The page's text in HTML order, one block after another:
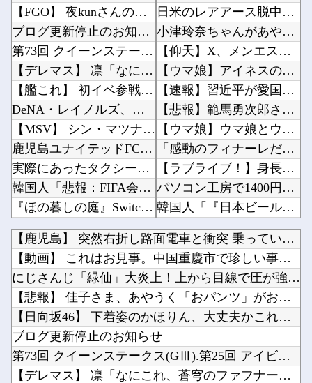
【FGO】 夜kunさんのモルガンイラスト！！ 蝶の羽好きです！
ブログ更新停止のお知らせ
第73回 クイーンステークス(GⅢ).第25回 アイビスサマーダッシュ(GⅢ)
【デレマス】 凛「なにこれ、蒼穹のファフナー？」モバP「資料だから見といてくれ」
【艦これ】 初イベ参戦だけど、完走できそうでち
DeNA・レイノルズ、球審：福家のボール判定にフリーズ…カメラ、ズームアップ
【MSV】 シン・マツナガスレ、これで24歳は無理あるだろ…
鹿児島ユナイテッドFCがFWフアンマ・デルガドの加入を正式発表 「皆さんに最高の喜びを届け...
実際にあったタクシー運転手の不可解すぎる体験談
韓国人「悲報：FIFA会長にさえ2002年W杯で韓国が審判を買収していたと思われていた模様...
『ほの暮しの庭』Switch2版 21,965本、Switch版 12,458本
【画像】 劇場版『メイドインアビス 』、陥没乳首のエ□キャラ「テパステ」が登場するPVが公...
生理の予定が８月６日なんだけど７月２９日にドバッと鮮血でたから生理かな？って思ったのよね
寺田心さん(18)、筋トレした結果無事かわいくなる（※画像あり）
Powered by livedoor 相互RSS
日米のレアアース脱中国依存、量とコストで行き詰まり…台湾メディア！他
小津玲奈ちゃんがあやてぃーとの思い出を語る！！！【乃木坂46】他
【仰天】X、メンエス嬢とラウンジ嬢が熾烈な女の争いを繰り広げ対戦型になってしまうw w w...
【ウマ娘】アイネスのこのモーションいつの間にか修正されてたのか他
【速報】習近平が愛国心を煽った結果、日本兵を撃退する「抗日テーマパーク」が各地で人気 10...
【悲報】範馬勇次郎さん、挑んできたモブキャラをとんでもない目に合わせてしまう他
【ウマ娘】ウマ娘とウマドッグの大きさのイメージ他
「感動のフィナーレだ」と某野党が達成した偉業に称賛の声が殺到、なんかヒーロー番組の最終回を...
【ラブライブ！】身長57m体重550tのぼく、セガラッキーくじのA賞が着れず咽び泣く他
パソコン工房で1400円ぶんくらいのポイントが余っててまもなく失効しそうなんだが他
韓国人「『日本ビールは絶対に飲まない！』と大騒ぎしていた時代が完全に終わってしまった理由が...
【悲報】親「うちの子にはゲームは買い与えません。本だけで十分」→結果ｗｗｗ他
【ニュース】 広島記念公園を追い出された左翼さん、流石にキモすぎて炎上他
【Horizon】MODEROID「スロータースパイン」プラモデル【本日発売】他
【AM4】さすがにDDR5へ乗り換えるタイミング逃し感が半端ない他
ハードオフで3000円のこのノートパソコン見つけたんだけどどうですか？他
【にじ甲2026】新台附属フリーズ高校にふさわしい激アツ寄せ書きで全力応援！他
デジモンがここにきて過去最高益、2000年のアニメ放送当時を上回る他
【速報】日本赤十字社、韓国に超希少血液Jr(a-)を提供「韓国内では適合する血液を確保でき...
【鹿児島】 突然右折し路面電車と衝突 乗っていた男女3人は車...
【動画】 これはお見事。中国重慶市で珍しい事故が撮影される。
にじさんじ「緑仙」大炎上！上から目線で圧が強い返信「もうすで...
【悲報】 佳子さま、あやうく「おパンツ」がお見えになってしま...
【日向坂46】 下着姿のかほりん、大丈夫かこれ…
ブログ更新停止のお知らせ
第73回 クイーンステークス(GⅢ).第25回 アイビスサマ...
【デレマス】 凛「なにこれ、蒼穹のファフナー？」モバP「資料...